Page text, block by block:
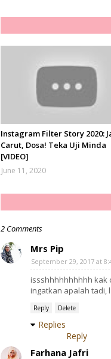
Instagram Filter Story 2020:
Carut, Dosa! Teka Uji Minda
[VIDEO]
June 11, 2020
2 Comments
Mrs Pip
September 29, 2017 at
issshhhhhhhhhh kak
ingatkan apalah tadi,
Reply Delete
Replies
Reply
Farhana Jafri